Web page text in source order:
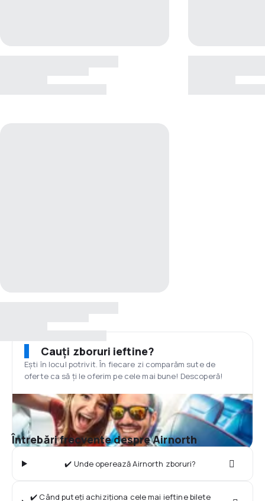
Cauți zboruri ieftine?
Ești în locul potrivit. În fiecare zi comparăm sute de
oferte ca să ți le oferim pe cele mai bune! Descoperă!
Întrebări frecvente despre Airnorth
✔️ Unde operează Airnorth zboruri?
✔️ Când puteți achiziționa cele mai ieftine bilete